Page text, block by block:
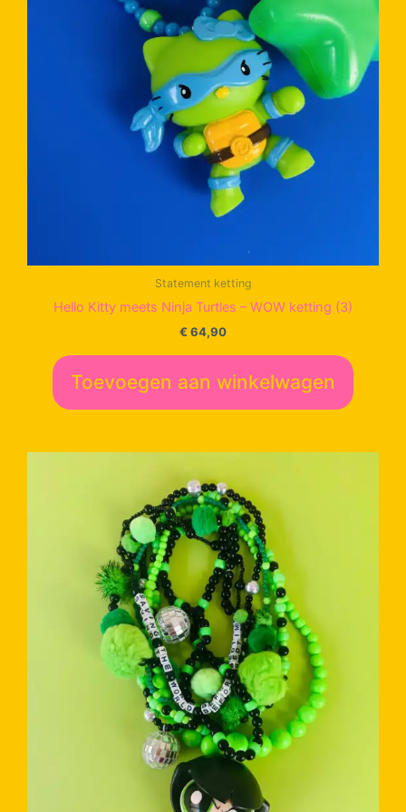
Statement ketting
Hello Kitty meets Ninja Turtles – WOW ketting (3)
€ 64,90
Toevoegen aan winkelwagen